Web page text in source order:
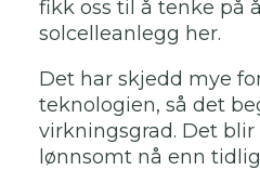
fikk oss til å tenke på
solcelleanlegg her.
Det har skjedd mye
teknologien, så det
virkningsgrad. Det blir
lønnsomt nå enn